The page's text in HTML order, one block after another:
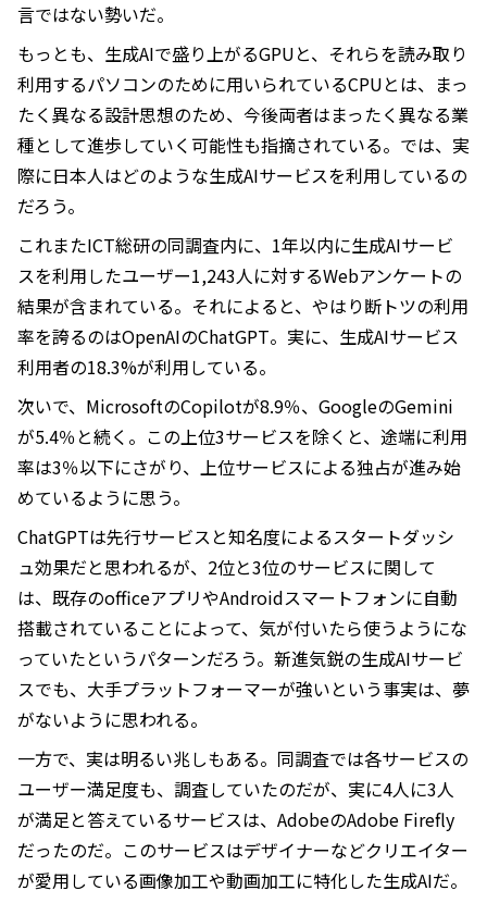
言ではない勢いだ。
もっとも、生成AIで盛り上がるGPUと、それらを読み取り
利用するパソコンのために用いられているCPUとは、まっ
たく異なる設計思想のため、今後両者はまったく異なる業
種として進歩していく可能性も指摘されている。では、実
際に日本人はどのような生成AIサービスを利用しているの
だろう。
これまたICT総研の同調査内に、1年以内に生成AIサービ
スを利用したユーザー1,243人に対するWebアンケートの
結果が含まれている。それによると、やはり断トツの利用
率を誇るのはOpenAIのChatGPT。実に、生成AIサービス
利用者の18.3%が利用している。
次いで、MicrosoftのCopilotが8.9％、GoogleのGemini
が5.4％と続く。この上位3サービスを除くと、途端に利用
率は3％以下にさがり、上位サービスによる独占が進み始
めているように思う。
ChatGPTは先行サービスと知名度によるスタートダッシ
ュ効果だと思われるが、2位と3位のサービスに関して
は、既存のofficeアプリやAndroidスマートフォンに自動
搭載されていることによって、気が付いたら使うようにな
っていたというパターンだろう。新進気鋭の生成AIサービ
スでも、大手プラットフォーマーが強いという事実は、夢
がないように思われる。
一方で、実は明るい兆しもある。同調査では各サービスの
ユーザー満足度も、調査していたのだが、実に4人に3人
が満足と答えているサービスは、AdobeのAdobe Firefly
だったのだ。このサービスはデザイナーなどクリエイター
が愛用している画像加工や動画加工に特化した生成AIだ。